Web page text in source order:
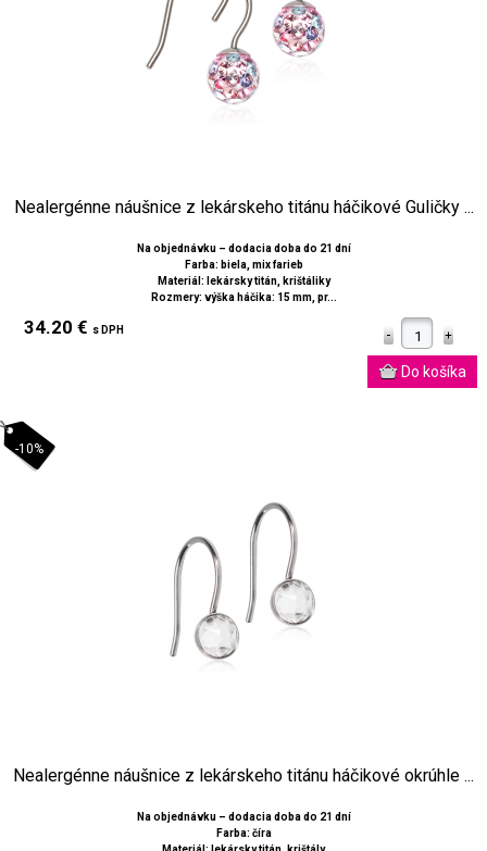
Nealergénne náušnice z lekárskeho titánu háčikové Guličky ...
Na objednávku – dodacia doba do 21 dní
Farba: biela, mix farieb
Materiál: lekársky titán, krištáliky
Rozmery: výška háčika: 15 mm, pr...
34.20 € s DPH
-10%
Nealergénne náušnice z lekárskeho titánu háčikové okrúhle ...
Na objednávku – dodacia doba do 21 dní
Farba: číra